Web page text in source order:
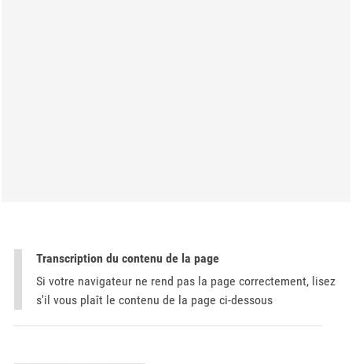
Transcription du contenu de la page
Si votre navigateur ne rend pas la page correctement, lisez
s'il vous plaît le contenu de la page ci-dessous